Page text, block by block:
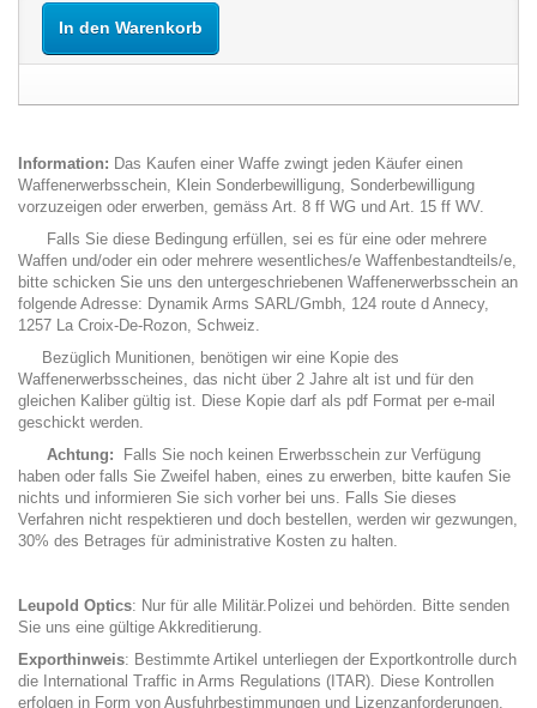
In den Warenkorb
Information: Das Kaufen einer Waffe zwingt jeden Käufer einen
Waffenerwerbsschein, Klein Sonderbewilligung, Sonderbewilligung
vorzuzeigen oder erwerben, gemäss Art. 8 ff WG und Art. 15 ff WV.
Falls Sie diese Bedingung erfüllen, sei es für eine oder mehrere
Waffen und/oder ein oder mehrere wesentliches/e Waffenbestandteils/e,
bitte schicken Sie uns den untergeschriebenen Waffenerwerbsschein an
folgende Adresse: Dynamik Arms SARL/Gmbh, 124 route d Annecy,
1257 La Croix-De-Rozon, Schweiz.
Bezüglich Munitionen, benötigen wir eine Kopie des
Waffenerwerbsscheines, das nicht über 2 Jahre alt ist und für den
gleichen Kaliber gültig ist. Diese Kopie darf als pdf Format per e-mail
geschickt werden.
Achtung: Falls Sie noch keinen Erwerbsschein zur Verfügung
haben oder falls Sie Zweifel haben, eines zu erwerben, bitte kaufen Sie
nichts und informieren Sie sich vorher bei uns. Falls Sie dieses
Verfahren nicht respektieren und doch bestellen, werden wir gezwungen,
30% des Betrages für administrative Kosten zu halten.
Leupold Optics: Nur für alle Militär.Polizei und behörden. Bitte senden
Sie uns eine gültige Akkreditierung.
Exporthinweis: Bestimmte Artikel unterliegen der Exportkontrolle durch
die International Traffic in Arms Regulations (ITAR). Diese Kontrollen
erfolgen in Form von Ausfuhrbestimmungen und Lizenzanforderungen.